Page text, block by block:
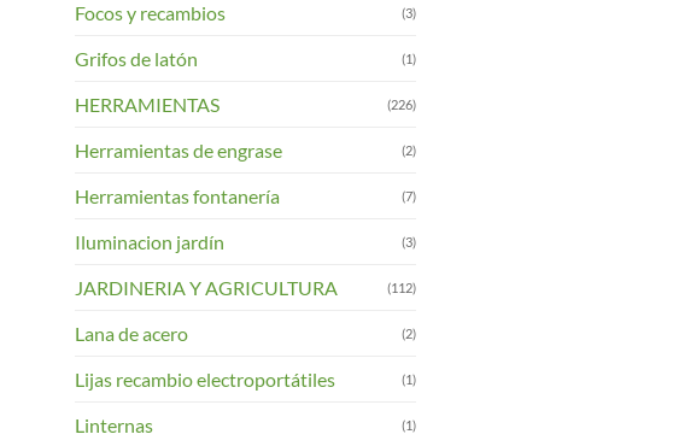
Focos y recambios (3)
Grifos de latón (1)
HERRAMIENTAS (226)
Herramientas de engrase (2)
Herramientas fontanería (7)
Iluminacion jardín (3)
JARDINERIA Y AGRICULTURA (112)
Lana de acero (2)
Lijas recambio electroportátiles (1)
Linternas (1)